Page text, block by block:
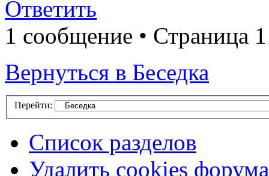
Ответить
1 сообщение • Страница
Вернуться в Беседка
Перейти:
Список разделов
Удалить cookies форума